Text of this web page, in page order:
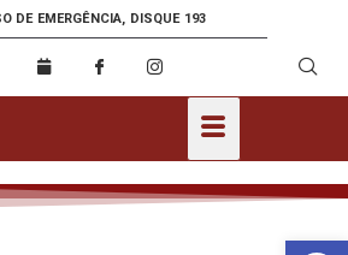
DE EMERGÊNCIA, DISQUE 193